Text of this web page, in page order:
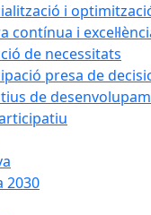
i
contínua i
de necessitats
presa de
de
2030